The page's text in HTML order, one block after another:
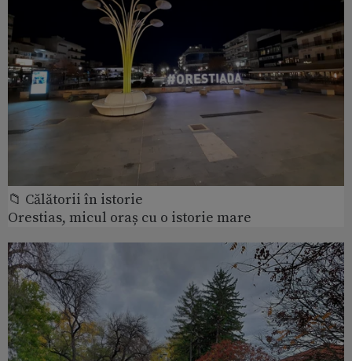
📁 Călătorii în istorie
Orestias, micul oraș cu o istorie mare